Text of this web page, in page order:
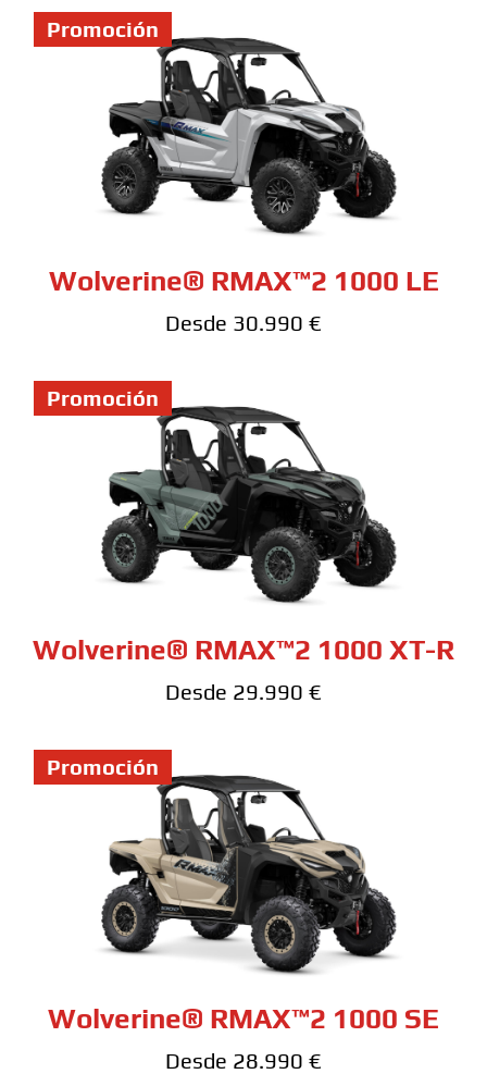
Promoción
Wolverine® RMAX™2 1000 LE
Desde 30.990 €
Promoción
Wolverine® RMAX™2 1000 XT-R
Desde 29.990 €
Promoción
Wolverine® RMAX™2 1000 SE
Desde 28.990 €